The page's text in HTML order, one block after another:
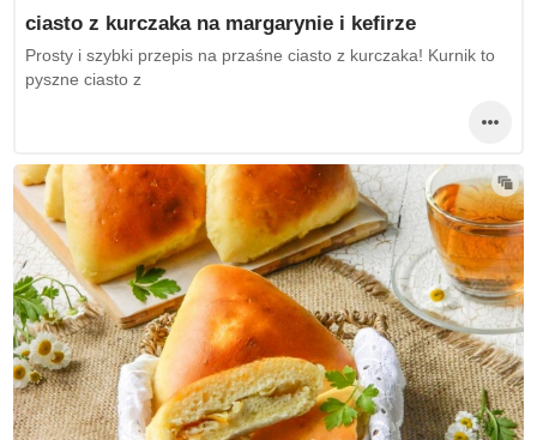
ciasto z kurczaka na margarynie i kefirze
Prosty i szybki przepis na przaśne ciasto z kurczaka! Kurnik to
pyszne ciasto z